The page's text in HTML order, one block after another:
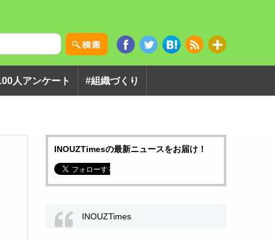
人アンケート #組織づくり
INOUZTimesの最新ニュースをお届け！
INOUZTimes